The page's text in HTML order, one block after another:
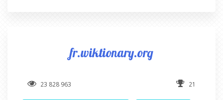
fr.wiktionary.org
23 828 963 21